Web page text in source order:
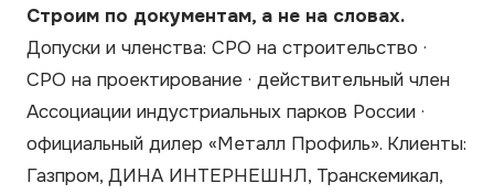
Строим по документам, а не на словах.
Допуски и членства: СРО на строительство ·
СРО на проектирование · действительный член
Ассоциации индустриальных парков России ·
официальный дилер «Металл Профиль». Клиенты:
Газпром, ДИНА ИНТЕРНЕШНЛ, Транскемикал,